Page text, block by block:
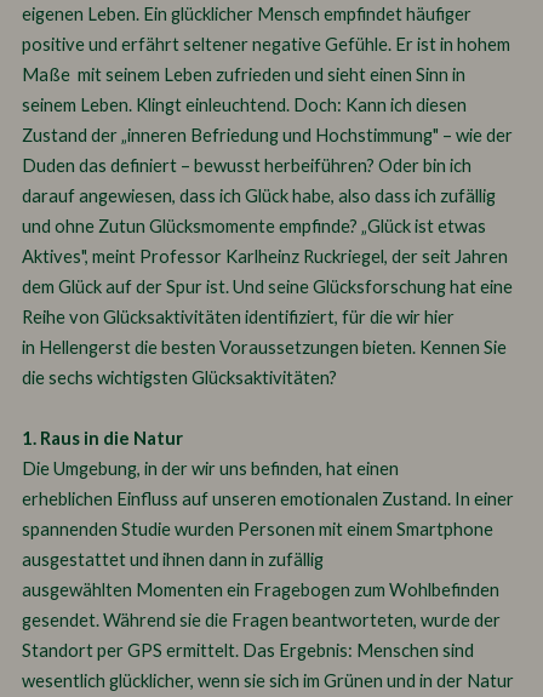
eigenen Leben. Ein glücklicher Mensch empfindet häufiger
positive und erfährt seltener negative Gefühle. Er ist in hohem
Maße mit seinem Leben zufrieden und sieht einen Sinn in
seinem Leben. Klingt einleuchtend. Doch: Kann ich diesen
Zustand der „inneren Befriedung und Hochstimmung" – wie der
Duden das definiert – bewusst herbeiführen? Oder bin ich
darauf angewiesen, dass ich Glück habe, also dass ich zufällig
und ohne Zutun Glücksmomente empfinde? „Glück ist etwas
Aktives", meint Professor Karlheinz Ruckriegel, der seit Jahren
dem Glück auf der Spur ist. Und seine Glücksforschung hat eine
Reihe von Glücksaktivitäten identifiziert, für die wir hier
in Hellengerst die besten Voraussetzungen bieten. Kennen Sie
die sechs wichtigsten Glücksaktivitäten?
1. Raus in die Natur
Die Umgebung, in der wir uns befinden, hat einen
erheblichen Einfluss auf unseren emotionalen Zustand. In einer
spannenden Studie wurden Personen mit einem Smartphone
ausgestattet und ihnen dann in zufällig
ausgewählten Momenten ein Fragebogen zum Wohlbefinden
gesendet. Während sie die Fragen beantworteten, wurde der
Standort per GPS ermittelt. Das Ergebnis: Menschen sind
wesentlich glücklicher, wenn sie sich im Grünen und in der Natur